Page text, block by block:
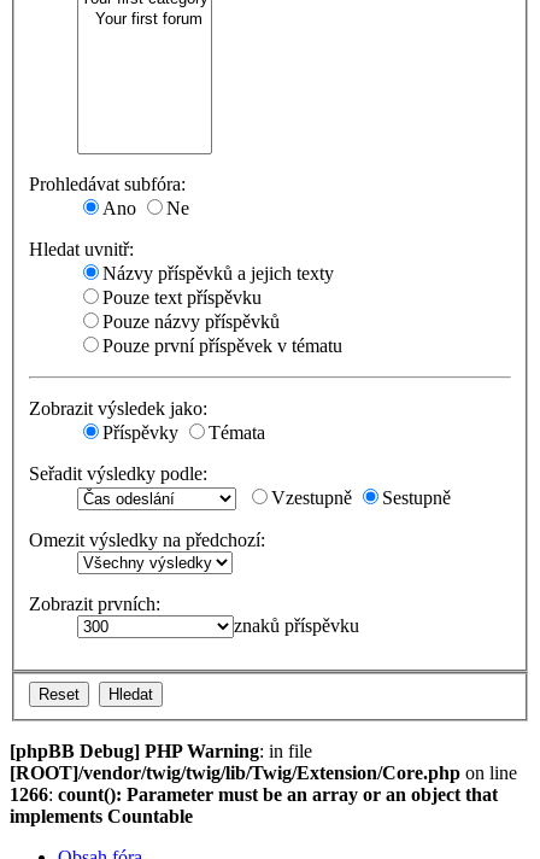
Prohledávat subfóra:
Ano
Ne
Hledat uvnitř:
Názvy příspěvků a jejich texty
Pouze text příspěvku
Pouze názvy příspěvků
Pouze první příspěvek v tématu
Zobrazit výsledek jako:
Příspěvky
Témata
Seřadit výsledky podle:
Vzestupně
Sestupně
Omezit výsledky na předchozí:
Zobrazit prvních:
znaků příspěvku
[phpBB Debug] PHP Warning: in file
[ROOT]/vendor/twig/twig/lib/Twig/Extension/Core.php on line
1266: count(): Parameter must be an array or an object that
implements Countable